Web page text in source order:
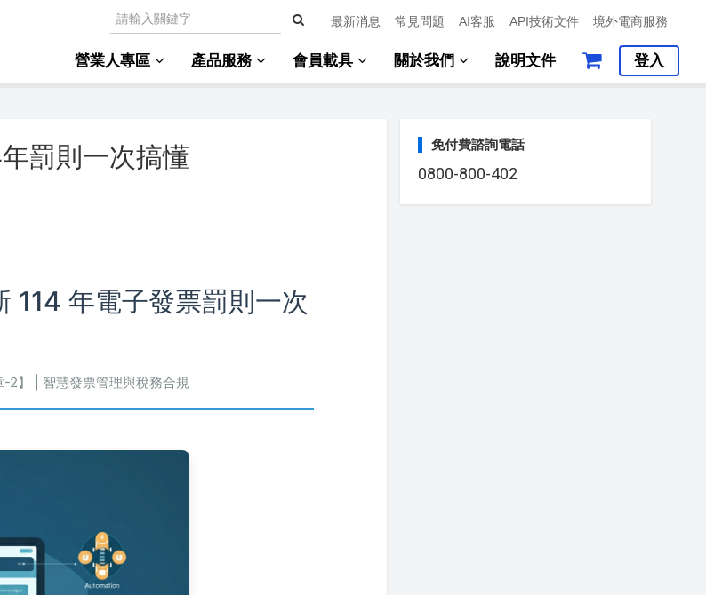
最新消息 常見問題 AI客服 API技術文件 境外電商服務
營業人專區 產品服務 會員載具 關於我們 說明文件 登入
罰則一次搞懂
114 年電子發票罰則一次
2】 | 智慧發票管理與稅務合規
免付費諮詢電話
0800-800-402